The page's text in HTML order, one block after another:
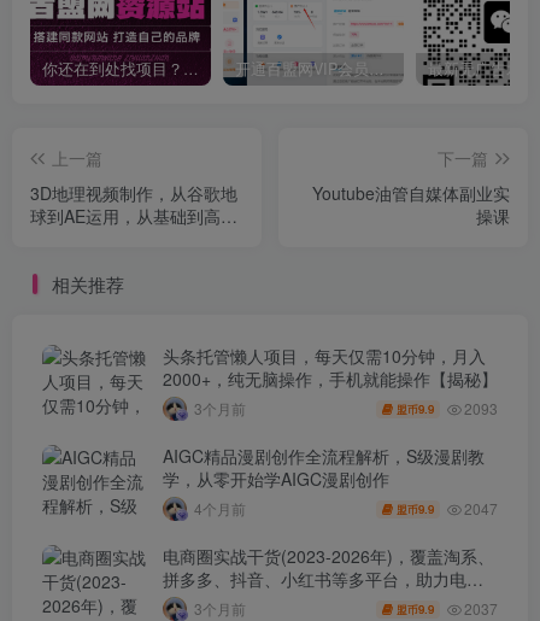
你还在到处找项目？还在当韭菜？我靠卖项目一个月收入5万+，曾经我也是个失败者。 开通百盟网VIP会员，尊享全站资源免费下载，享70%的推广提成！！【限时五折优惠】
上一篇
3D地理视频制作，从谷歌地
球到AE运用，从基础到高
下一篇
Youtube油管自媒体副业实
操课
相关推荐
头条托管懒人项目，每天仅需10分钟，月入
2000+，纯无脑操作，手机就能操作【揭秘】
3个月前 盟币9.9 2093
AIGC精品漫剧创作全流程解析，S级漫剧教
学，从零开始学AIGC漫剧创作
4个月前 盟币9.9 2047
电商圈实战干货(2023-2026年)，覆盖淘系、
拼多多、抖音、小红书等多平台，助力电商
人避开坑、提效率、稳盈利(更新4月)
3个月前 盟币9.9 2037